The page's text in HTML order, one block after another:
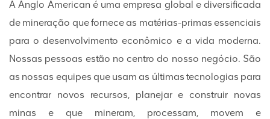
A Anglo American é uma empresa global e diversificada
de mineração que fornece as matérias-primas essenciais
para o desenvolvimento econômico e a vida moderna.
Nossas pessoas estão no centro do nosso negócio. São
as nossas equipes que usam as últimas tecnologias para
encontrar novos recursos, planejar e construir novas
minas e que mineram, processam, movem e